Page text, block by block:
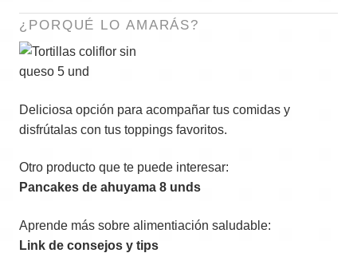
¿PORQUÉ LO AMARÁS?
Deliciosa opción para acompañar tus comidas y
disfrútalas con tus toppings favoritos.
Otro producto que te puede interesar:
Pancakes de ahuyama 8 unds
Aprende más sobre alimentiación saludable:
Link de consejos y tips